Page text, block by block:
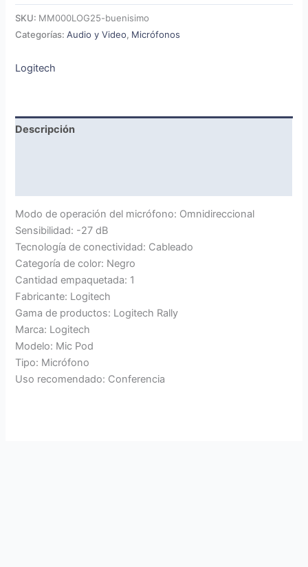
SKU: MM000LOG25-buenisimo
Categorías:Audio y Video, Micrófonos
Logitech
Descripción
Modo de operación del micrófono: Omnidireccional
Sensibilidad: -27 dB
Tecnología de conectividad: Cableado
Categoría de color: Negro
Cantidad empaquetada: 1
Fabricante: Logitech
Gama de productos: Logitech Rally
Marca: Logitech
Modelo: Mic Pod
Tipo: Micrófono
Uso recomendado: Conferencia